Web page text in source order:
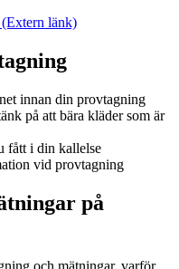
(Extern länk)
innan din provtagning
på att bära kläder som är
fått i din kallelse
vid provtagning
på
och mätningar, varför